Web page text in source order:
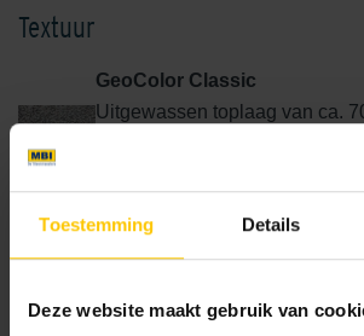
Toestemming Details
Deze website maakt gebruik van
Textuur
GeoColor Classic
Uitgewassen toplaag van ca.
natuurlijk materiaal van een
GeoColor Excellent
natuurlijk materiaal van een